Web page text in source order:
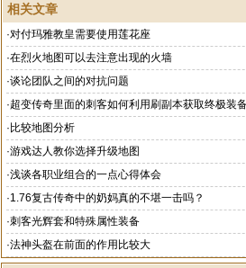
相关文章
·对付玛雅教皇需要使用莲花座
·在烈火地图可以去注意出现的火墙
·谈论团队之间的对抗问题
·超变传奇里面的刺客如何利用刷副本获取终极装
· 比较地图分析
·游戏达人教你选择升级地图
·浅谈各职业组合的一点心得体会
·1.76复古传奇中的奶妈真的不堪一击吗？
·刺客光辉套和特殊属性装备
·法神头盔在前面的作用比较大